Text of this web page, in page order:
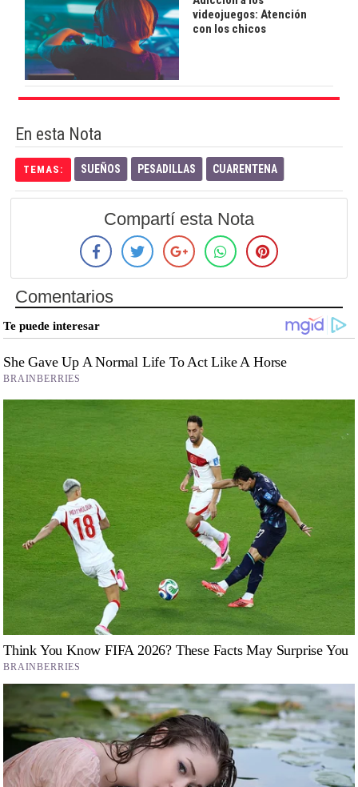
videojuegos: Atención
con los chicos
En esta Nota
TEMAS: SUEÑOS PESADILLAS CUARENTENA
Compartí esta Nota
Comentarios